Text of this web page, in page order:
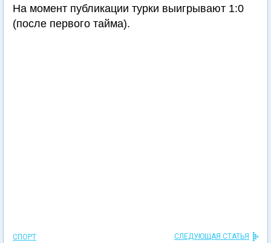
На момент публикации турки выигрывают 1:0
(после первого тайма).
СПОРТ СЛЕДУЮЩАЯ СТАТЬЯ